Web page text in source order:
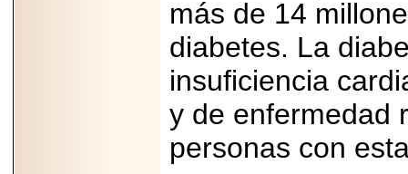
más de 14
diabetes. La
insuficiencia
y de enfermedad
personas con